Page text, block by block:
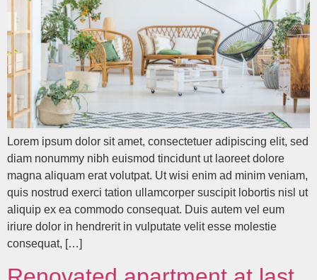
Lorem ipsum dolor sit amet, consectetuer adipiscing elit, sed
diam nonummy nibh euismod tincidunt ut laoreet dolore
magna aliquam erat volutpat. Ut wisi enim ad minim veniam,
quis nostrud exerci tation ullamcorper suscipit lobortis nisl ut
aliquip ex ea commodo consequat. Duis autem vel eum
iriure dolor in hendrerit in vulputate velit esse molestie
consequat, […]